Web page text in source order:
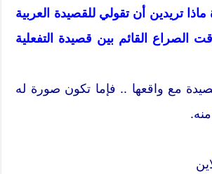
تريدين أن تقولي للقصيدة العربية
الصراع القائم بين قصيدة التفعلية
مع واقعها .. فإما تكون صورة له